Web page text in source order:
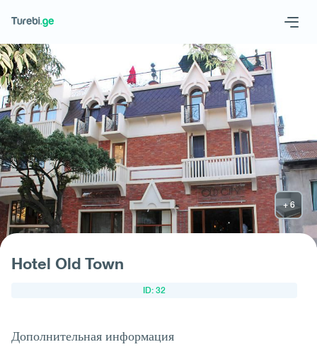
Geo
Запросить отель
Hotel Old Town
ID: 32
Дополнительная информация